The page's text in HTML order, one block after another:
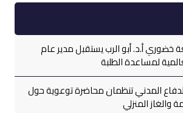
خضوري أ.د. أبو الرب يستقبل مدير عام
لمساعدة الطلبة
المدني تنظمان محاضرة توعوية حول
والغاز المنزلي